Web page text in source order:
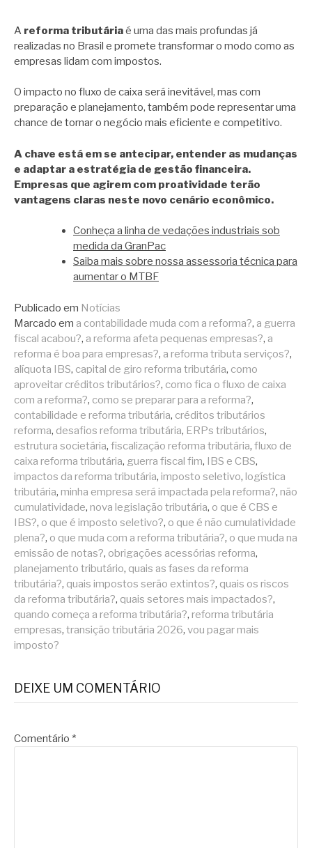
A reforma tributáriaé uma das mais profundas já
realizadas no Brasil e promete transformar o modo como as
empresas lidam com impostos.
O impacto no fluxo de caixa será inevitável, mas com
preparação e planejamento, também pode representar uma
chance de tornar o negócio mais eficiente e competitivo.
A chave está em se antecipar, entender as mudanças
e adaptar a estratégia de gestão financeira.
Empresas que agirem com proatividade terão
vantagens claras neste novo cenário econômico.
Conheça a linha de vedações industriais sob
medida da GranPac
Saiba mais sobre nossa assessoria técnica para
aumentar o MTBF
Publicado em Notícias
Marcado em a contabilidade muda com a reforma?, a guerra
fiscal acabou?, a reforma afeta pequenas empresas?, a
reforma é boa para empresas?, a reforma tributa serviços?,
alíquota IBS, capital de giro reforma tributária, como
aproveitar créditos tributários?, como fica o fluxo de caixa
com a reforma?, como se preparar para a reforma?,
contabilidade e reforma tributária, créditos tributários
reforma, desafios reforma tributária, ERPs tributários,
estrutura societária, fiscalização reforma tributária, fluxo de
caixa reforma tributária, guerra fiscal fim, IBS e CBS,
impactos da reforma tributária, imposto seletivo, logística
tributária, minha empresa será impactada pela reforma?, não
cumulatividade, nova legislação tributária, o que é CBS e
IBS?, o que é imposto seletivo?, o que é não cumulatividade
plena?, o que muda com a reforma tributária?, o que muda na
emissão de notas?, obrigações acessórias reforma,
planejamento tributário, quais as fases da reforma
tributária?, quais impostos serão extintos?, quais os riscos
da reforma tributária?, quais setores mais impactados?,
quando começa a reforma tributária?, reforma tributária
empresas, transição tributária 2026, vou pagar mais
imposto?
DEIXE UM COMENTÁRIO
Comentário *